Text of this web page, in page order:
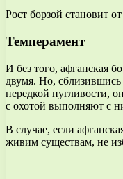
Рост борзой становит
Темперамент
И без того, афганская
двумя. Но,
нередкой пугливости,
с охотой выполняют с
В случае, если
живим существам, не